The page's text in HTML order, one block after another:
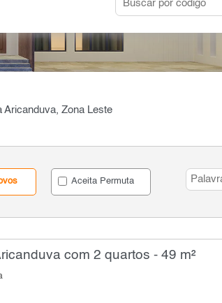
Aricanduva, Zona Leste
Aceita Permuta
com 2 quartos - 49 m²